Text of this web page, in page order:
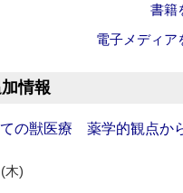
書籍
電子メディア
情報
ての獣医療 薬学的観点か
木)